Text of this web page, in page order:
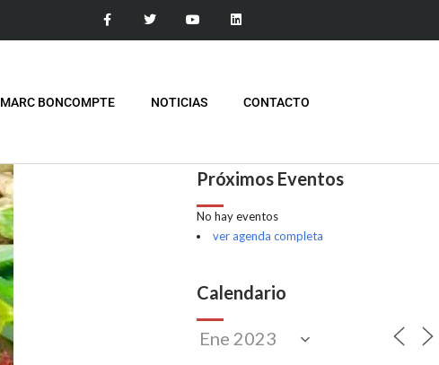
MARC BONCOMPTE NOTICIAS CONTACTO
Próximos Eventos
No hay eventos
ver agenda completa
Calendario